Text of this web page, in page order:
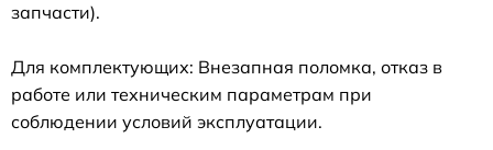
запчасти).
Для комплектующих: Внезапная поломка, отказ в
работе или техническим параметрам при
соблюдении условий эксплуатации.